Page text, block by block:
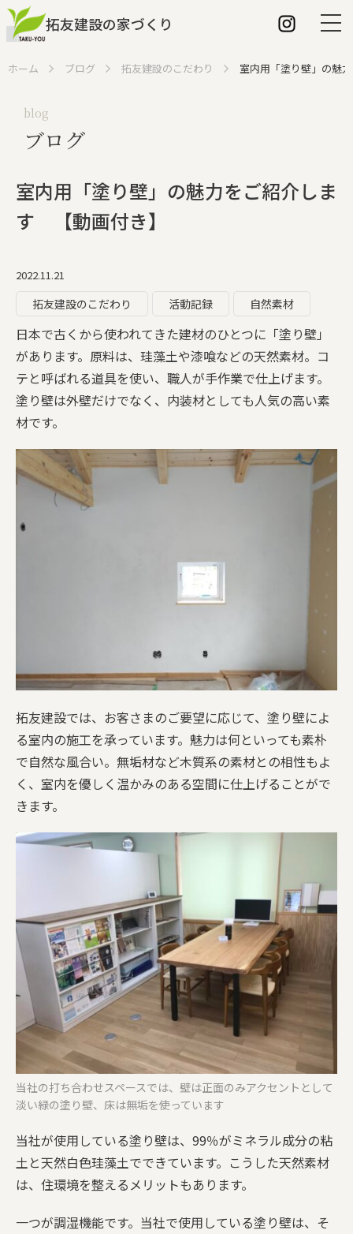
拓友建設の家づくり
ホーム
建築家との家づくり
こだわり
パッシブ換気
家づくりチーム
保証とサポート
施工事例
会社案内
リフォーム／リノベーション
個人情報保護方針
ホーム ブログ 拓友建設のこだわり 室内用「塗り壁」の魅
blog
ブログ
室内用「塗り壁」の魅力をご紹介しま
す 【動画付き】
2022.11.21
拓友建設のこだわり 活動記録 自然素材
日本で古くから使われてきた建材のひとつに「塗り壁」
があります。原料は、珪藻土や漆喰などの天然素材。コ
テと呼ばれる道具を使い、職人が手作業で仕上げます。
塗り壁は外壁だけでなく、内装材としても人気の高い素
材です。
拓友建設では、お客さまのご要望に応じて、塗り壁によ
る室内の施工を承っています。魅力は何といっても素朴
で自然な風合い。無垢材など木質系の素材との相性もよ
く、室内を優しく温かみのある空間に仕上げることがで
きます。
当社の打ち合わせスペースでは、壁は正面のみアクセントとして
淡い緑の塗り壁、床は無垢を使っています
当社が使用している塗り壁は、99％がミネラル成分の粘
土と天然白色珪藻土でできています。こうした天然素材
は、住環境を整えるメリットもあります。
一つが調湿機能です。当社で使用している塗り壁は、そ